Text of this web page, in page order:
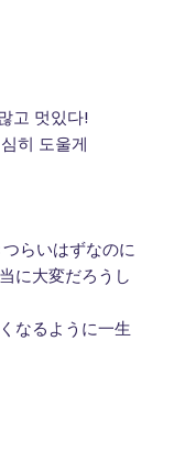
고 멋있다!
히 도울게
らいはずなのに
に大変だろうし
なるように一生